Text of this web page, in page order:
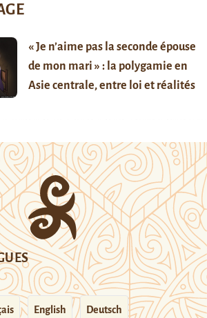
« Je n’aime pas la seconde épouse
de mon mari » : la polygamie en
Asie centrale, entre loi et réalités
English Deutsch